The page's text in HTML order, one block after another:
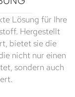
Lösung für Ihre
Hergestellt
bietet sie die
nicht nur einen
sondern auch